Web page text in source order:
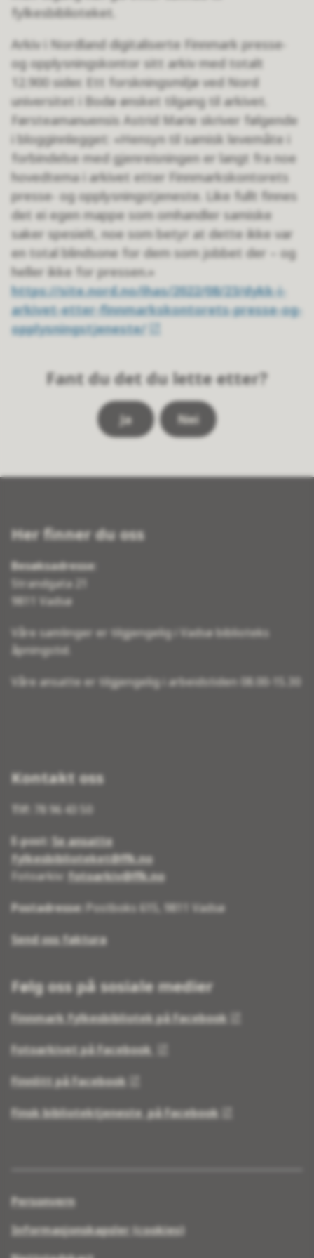
fylkesbiblioteket.
Arkiv i Nordland digitaliserte Finnmark presse-
og opplysningskontor sitt arkiv med totalt
12.900 sider. Ett forskningsmiljø ved Nord
universitet i Bodø ønsket tilgang til arkivet.
Førsteamanuensis Astrid Marie skriver følgende
i blogginnlegget: «Hensyn til samisk levemåte i
forbindelse med gjenreisningen er langt fra noe
hovedtema i arkivet etter Finnmarkskontorets
presse- og opplysningstjeneste. Like fullt finnes
det ei egen mappe som omhandler samiske
saker spesielt, noe som betyr at dette ikke var
en total blindsone for dem som jobbet der – og
heller ikke for pressen.»
https://site.nord.no/ihas/2022/08/23/dykk-i-
arkivet-etter-finnmarkskontorets-presse-og-
opplysningstjeneste/
Fant du det du lette etter?
Ja Nei
Her finner du oss
Besøksadresse
Strandgata 21
9811 Vadsø
Våre samlinger er tilgjengelig i Vadsø biblioteks
åpningstid.
Våre ansatte er tilgjengelig i arbeidstiden 08.00-15.30
Kontakt oss
Tlf: 78 96 43 50
E-post: Se ansatte
fylkesbiblioteket@ffk.no
Fotoarkiv: fotoarkiv@ffk.no
Postadresse: Postboks 615, 9811 Vadsø
Send oss faktura
Følg oss på sosiale medier
Finnmark fylkesbibliotek på Facebook
Fotoarkivet på Facebook
Finnlitt på Facebook
Finsk bibliotektjeneste på Facebook
Personvern
Informasjonskapsler (cookies)